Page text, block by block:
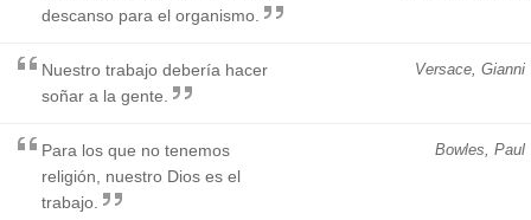
descanso para el organismo.
Versace, Gianni
Nuestro trabajo debería hacer
soñar a la gente.
Bowles, Paul
Para los que no tenemos
religión, nuestro Dios es el
trabajo.